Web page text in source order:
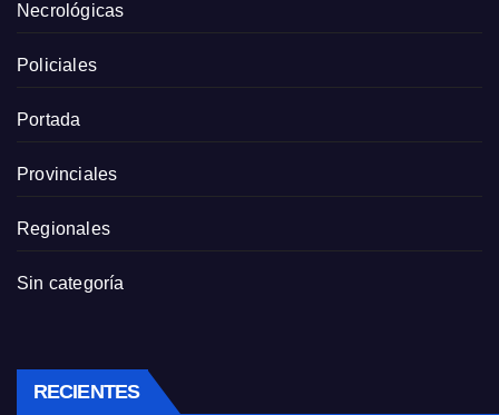
Necrológicas
Policiales
Portada
Provinciales
Regionales
Sin categoría
RECIENTES